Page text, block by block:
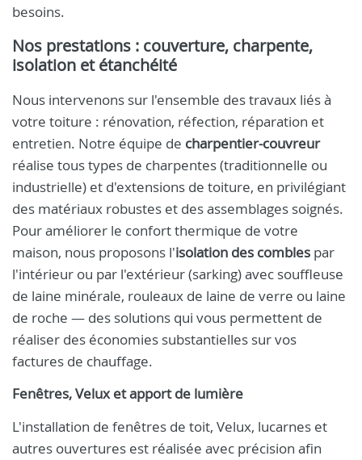
besoins.
Nos prestations : couverture, charpente,
isolation et étanchéité
Nous intervenons sur l'ensemble des travaux liés à
votre toiture : rénovation, réfection, réparation et
entretien. Notre équipe de charpentier-couvreur
réalise tous types de charpentes (traditionnelle ou
industrielle) et d'extensions de toiture, en privilégiant
des matériaux robustes et des assemblages soignés.
Pour améliorer le confort thermique de votre
maison, nous proposons l'isolation des combles par
l'intérieur ou par l'extérieur (sarking) avec souffleuse
de laine minérale, rouleaux de laine de verre ou laine
de roche — des solutions qui vous permettent de
réaliser des économies substantielles sur vos
factures de chauffage.
Fenêtres, Velux et apport de lumière
L'installation de fenêtres de toit, Velux, lucarnes et
autres ouvertures est réalisée avec précision afin